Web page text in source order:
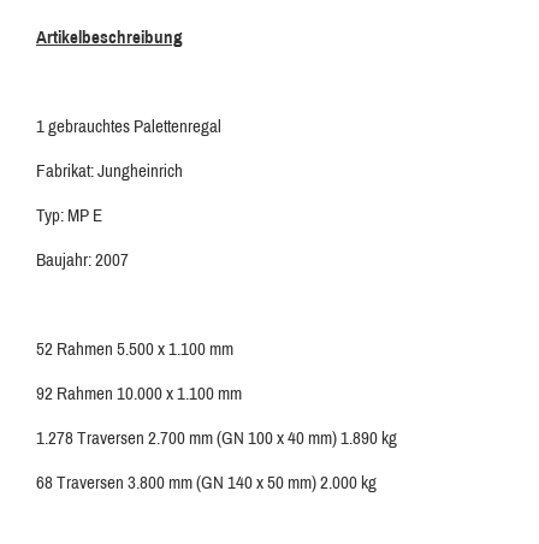
Artikelbeschreibung
1 gebrauchtes Palettenregal
Fabrikat: Jungheinrich
Typ: MP E
Baujahr: 2007
52 Rahmen 5.500 x 1.100 mm
92 Rahmen 10.000 x 1.100 mm
1.278 Traversen 2.700 mm (GN 100 x 40 mm) 1.890 kg
68 Traversen 3.800 mm (GN 140 x 50 mm) 2.000 kg